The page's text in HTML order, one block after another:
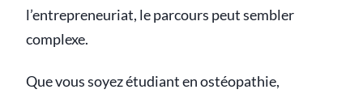
l’entrepreneuriat, le parcours peut sembler
complexe.
Que vous soyez étudiant en ostéopathie,